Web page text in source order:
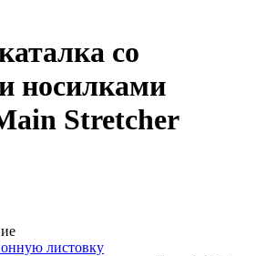
со
носилками
Stretcher
листовку